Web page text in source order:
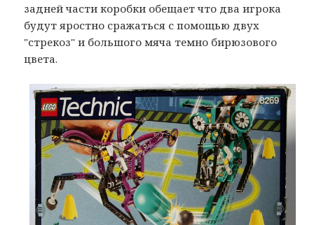
задней части коробки обещает что два игрока
будут яростно сражаться с помощью двух
"стрекоз" и большого мяча темно бирюзового
цвета.